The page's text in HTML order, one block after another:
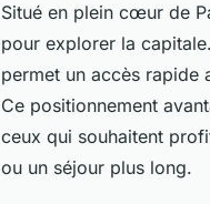
Situé en plein cœur de
pour explorer la
permet un accès rapide
Ce positionnement
ceux qui souhaitent
ou un séjour plus long.